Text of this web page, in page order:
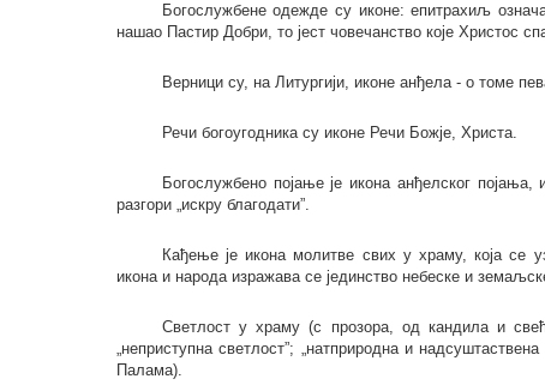
Богослужбене одежде су иконе: епитрахиљ
нашао Пастир Добри, то јест човечанство које Христос
Верници су, на Литургији, иконе анђела - о томе
Речи богоугодника су иконе Речи Божје, Христа.
Богослужбено појање је икона анђелског
разгори „искру благодати”.
Кађење је икона молитве свих у храму, која се
икона и народа изражава се јединство небеске и
Светлост у храму (с прозора, од кандила и
„неприступна светлост”; „натприродна и
Палама).